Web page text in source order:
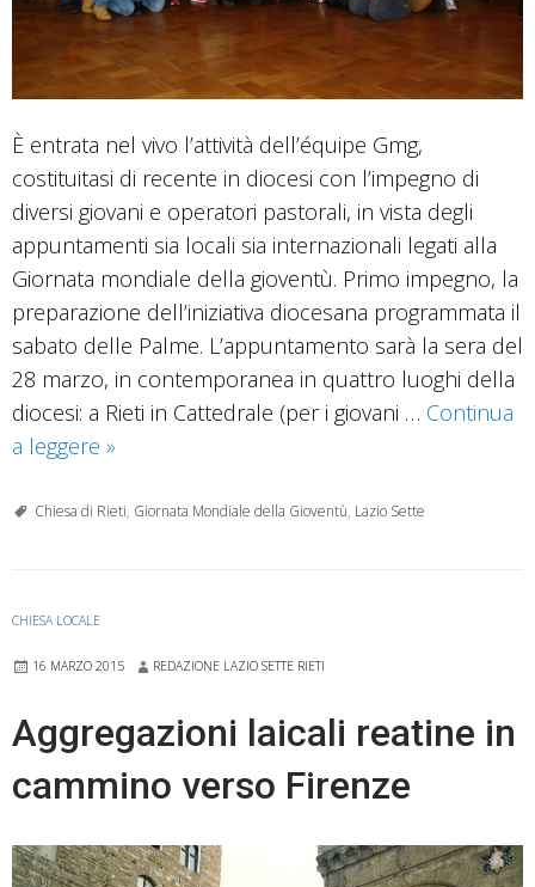
È entrata nel vivo l’attività dell’équipe Gmg,
costituitasi di recente in diocesi con l’impegno di
diversi giovani e operatori pastorali, in vista degli
appuntamenti sia locali sia internazionali legati alla
Giornata mondiale della gioventù. Primo impegno, la
preparazione dell’iniziativa diocesana programmata il
sabato delle Palme. L’appuntamento sarà la sera del
28 marzo, in contemporanea in quattro luoghi della
diocesi: a Rieti in Cattedrale (per i giovani … Continua
a leggere Gmg,
alle
»
Chiesa di Rieti, Giornata Mondiale della Gioventù, Lazio Sette
CHIESA LOCALE
16 MARZO 2015 REDAZIONE LAZIO SETTE RIETI
Aggregazioni laicali reatine in
cammino verso Firenze